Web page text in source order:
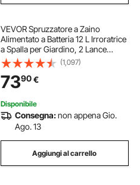
VEVOR Spruzzatore a Zaino
Alimentato a Batteria 12 L Irroratrice
a Spalla per Giardino, 2 Lance
Retrattili e 5 Ugelli, Autonomia di 2
Ore, Spruzzatori Portatili per
Diserbanti, Bianco e Arancione
(1,097)
7390€
Disponibile
Consegna:non appena Gio.
Ago. 13
Aggiungi al carrello